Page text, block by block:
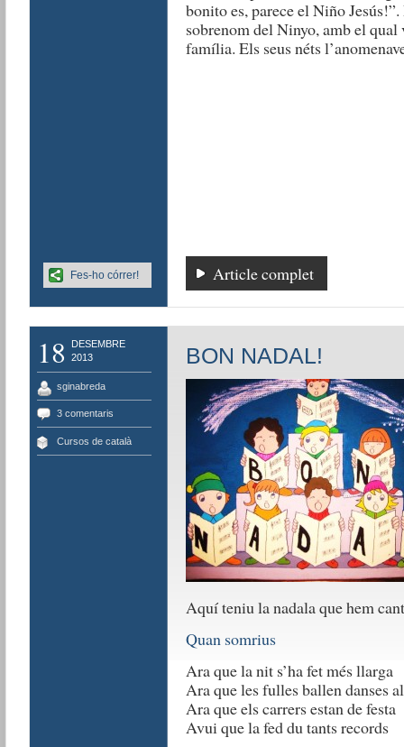
bonito es, parece el Niño
sobrenom del Ninyo, amb el
família. Els seus néts
Article complet
Fes-ho córrer!
18
DESEMBRE
2013
sginabreda
3 comentaris
Cursos de català
BON NADAL!
Aquí teniu la nadala que hem
Quan somrius
Ara que la nit s’ha fet més llarga
Ara que les fulles ballen danses
Ara que els carrers estan de festa
Avui que la fed du tants records